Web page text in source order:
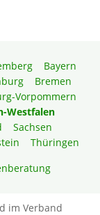
Bayern
Bremen
Vorpommern
Westfalen
Sachsen
Thüringen
im Verband